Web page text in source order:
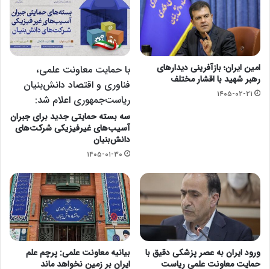
امین ایران؛ بازآفرینی دیدارهای
رهبر شهید با اقشار مختلف
۱۴۰۵-۰۲-۲۱
با حمایت معاونت علمی،
فناوری و اقتصاد دانش‌بنیان
ریاست‌جمهوری اعلام شد:
سه بسته حمایتی جدید برای جبران
آسیب‌های غیرفیزیکی شرکت‌های
دانش‌بنیان
۱۴۰۵-۰۱-۳۰
ورود ایران به عصر پزشکی دقیق با
حمایت معاونت علمی ریاست
بیانیه معاونت علمی: پرچم علم
ایران بر زمین نخواهد ماند